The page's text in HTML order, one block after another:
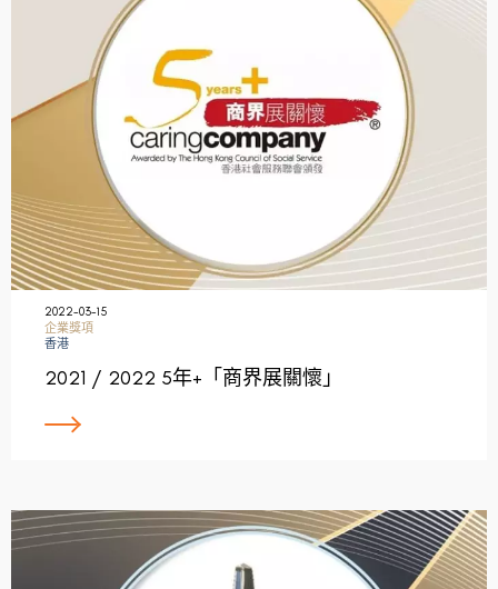
2022-03-15
企業獎項
香港
2021 / 2022 5年+「商界展關懷」